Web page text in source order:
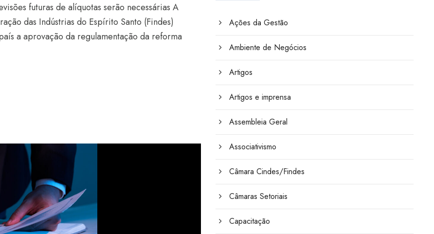
futuras de alíquotas serão necessárias A
das Indústrias do Espírito Santo (Findes)
a aprovação da regulamentação da reforma
Ações da Gestão
Ambiente de Negócios
Artigos
Artigos e imprensa
Assembleia Geral
Associativismo
Câmara Cindes/Findes
Câmaras Setoriais
Capacitação